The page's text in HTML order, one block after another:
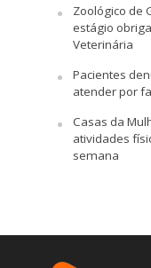
Zoológico de
estágio
Veterinária
Pacientes
atender por
Casas da
atividades
semana